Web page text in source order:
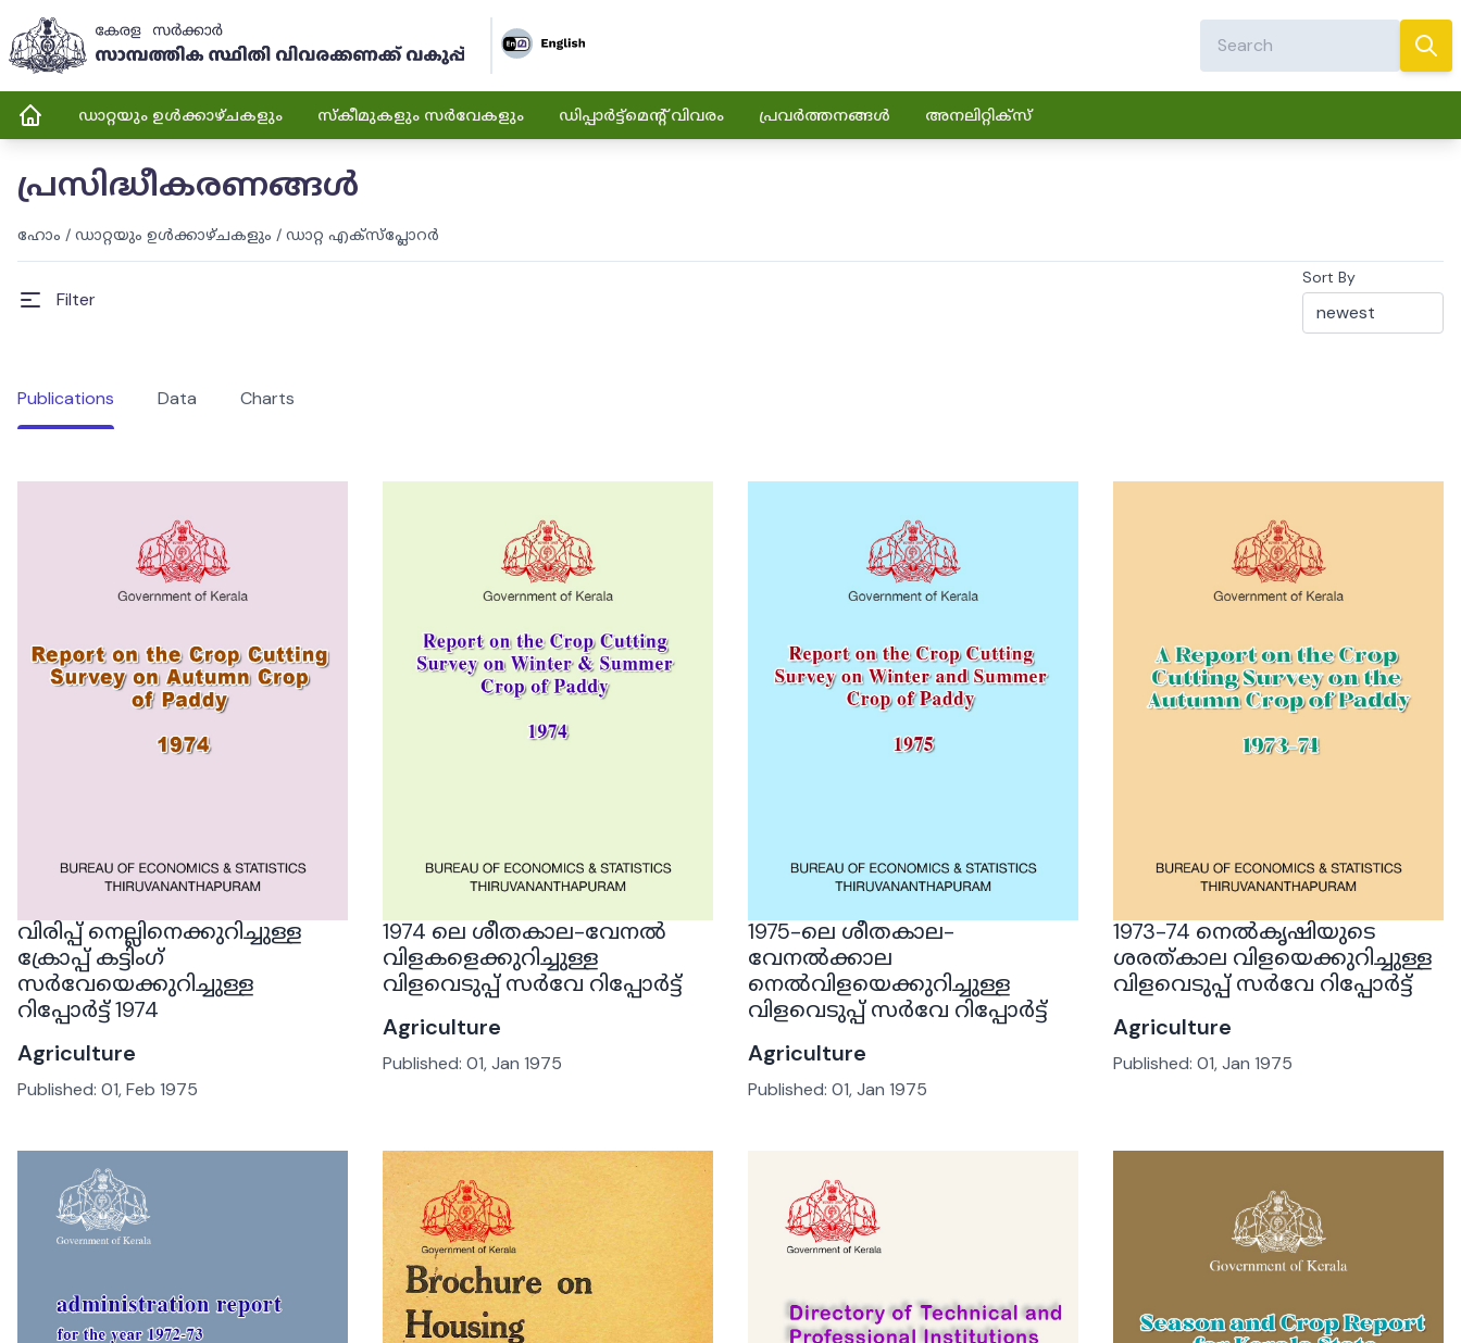
ഡാറ്റയും ഉൾക്കാഴ്ചകളും സ്കീമുകളും സർവേകളും ഡിപ്പാർട്ട്മെന്റ് വിവരം പ്രവർത്തനങ്ങൾ അനലിറ്റിക്സ്
പ്രസിദ്ധീകരണങ്ങൾ
ഹോം / ഡാറ്റയും ഉൾക്കാഴ്ചകളും / ഡാറ്റ എക്സ്പ്ലോറർ
Filter
Sort By
Publications Data Charts
വിരിപ്പ് നെല്ലിനെക്കുറിച്ചുള്ള
ക്രോപ്പ് കട്ടിംഗ്
സർവേയെക്കുറിച്ചുള്ള
റിപ്പോർട്ട് 1974
Agriculture
Published: 01, Feb 1975
1974 ലെ ശീതകാല-വേനൽ
വിളകളെക്കുറിച്ചുള്ള
വിളവെടുപ്പ് സർവേ റിപ്പോർട്ട്
Agriculture
Published: 01, Jan 1975
1975-ലെ ശീതകാല-
വേനൽക്കാല
നെൽവിളയെക്കുറിച്ചുള്ള
വിളവെടുപ്പ് സർവേ റിപ്പോർട്ട്
Agriculture
Published: 01, Jan 1975
1973-74 നെൽകൃഷിയുടെ
ശരത്കാല വിളയെക്കുറിച്ചുള്ള
വിളവെടുപ്പ് സർവേ റിപ്പോർട്ട്
Agriculture
Published: 01, Jan 1975